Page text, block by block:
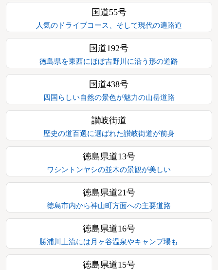
国道55号
人気のドライブコース、そして現代の遍路道
国道192号
徳島県を東西にほぼ吉野川に沿う形の道路
国道438号
四国らしい自然の景色が魅力の山岳道路
讃岐街道
歴史の道百選に選ばれた讃岐街道が前身
徳島県道13号
ワシントンヤシの並木の景観が美しい
徳島県道21号
徳島市内から神山町方面への主要道路
徳島県道16号
勝浦川上流には月ヶ谷温泉やキャンプ場も
徳島県道15号